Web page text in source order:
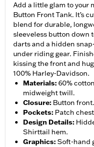
Add a little glam to your
Button Front Tank. It’s
blend for durable,
sleeveless button down
darts and a hidden
under riding gear.
kissing the front and
100% Harley-Davidson.
Materials:60%
midweight twill.
Closure: Button front.
Pockets: Patch
Design Details:
Shirttail hem.
Graphics:Soft-hand